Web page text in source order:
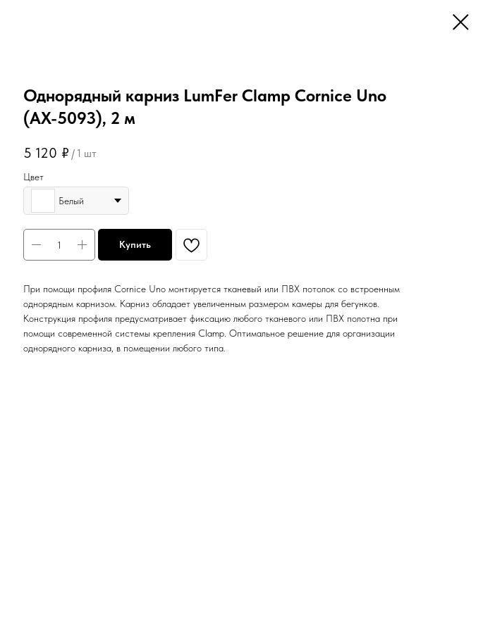
Однорядный карниз LumFer Clamp Cornice Uno
(АХ-5093), 2 м
5 120 ₽ / 1 шт
Цвет
Белый
Купить
При помощи профиля Cornice Uno монтируется тканевый или ПВХ потолок со встроенным
однорядным карнизом. Карниз обладает увеличенным размером камеры для бегунков.
Конструкция профиля предусматривает фиксацию любого тканевого или ПВХ полотна при
помощи современной системы крепления Clamp. Оптимальное решение для организации
однорядного карниза, в помещении любого типа.